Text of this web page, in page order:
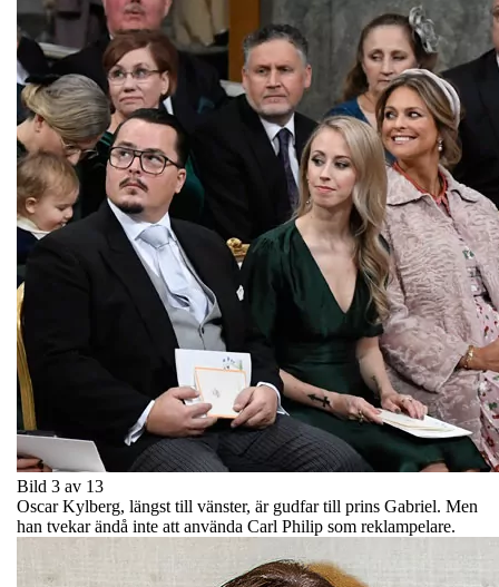
Bild 3 av 13
Oscar Kylberg, längst till vänster, är gudfar till prins Gabriel. Men
han tvekar ändå inte att använda Carl Philip som reklampelare.